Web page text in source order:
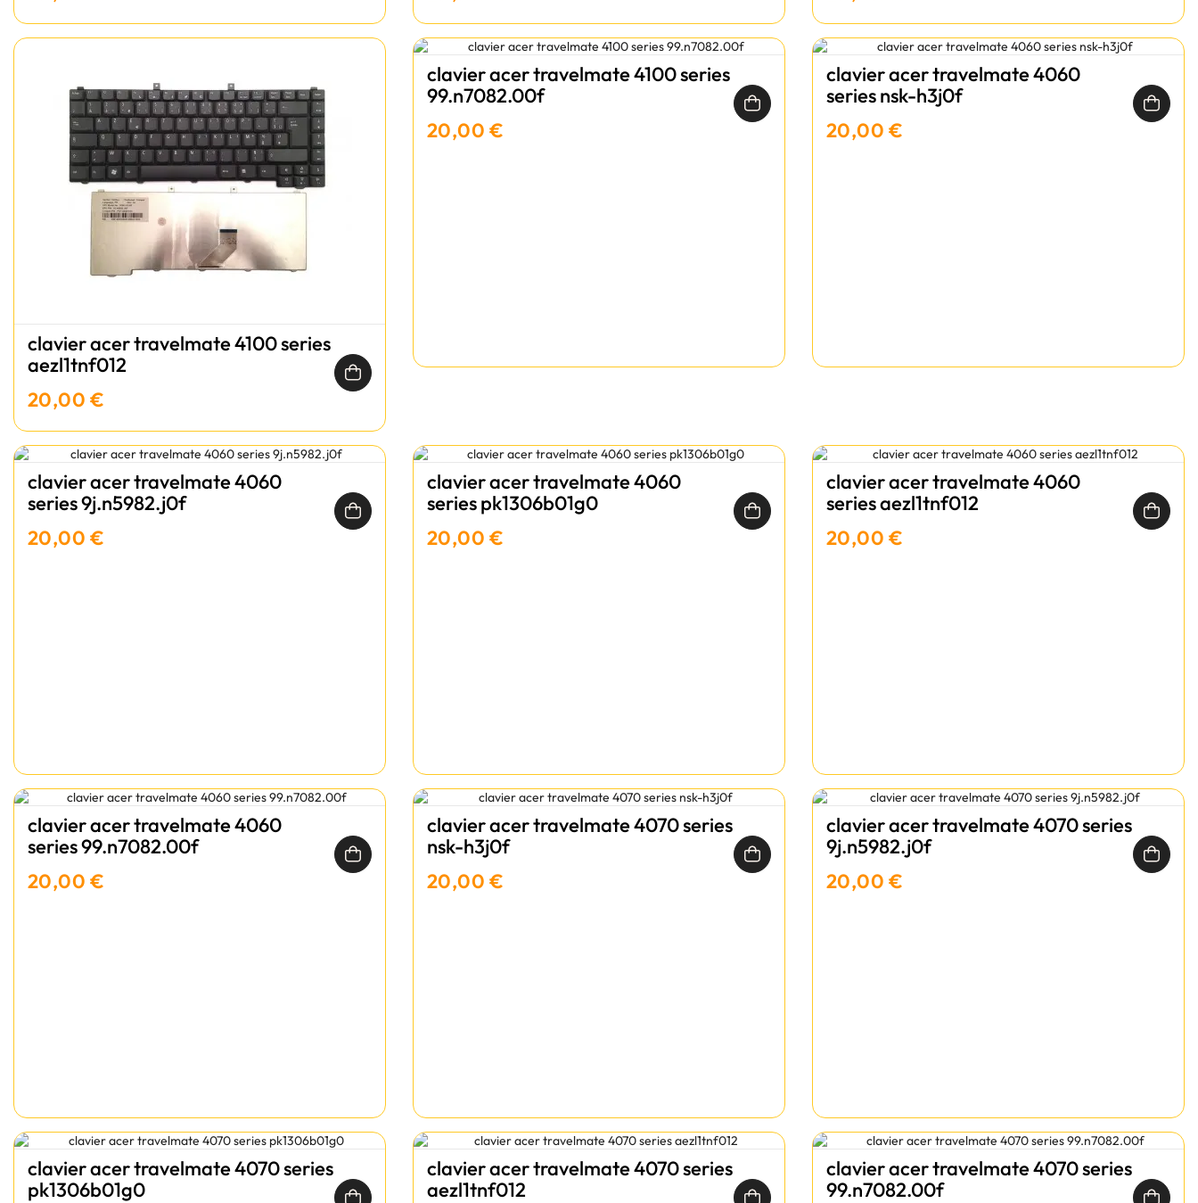
clavier acer travelmate 4100 series
aezl1tnf012
20,00 €
clavier acer travelmate 4100 series
99.n7082.00f
20,00 €
clavier acer travelmate 4060
series nsk-h3j0f
20,00 €
clavier acer travelmate 4060
series 9j.n5982.j0f
20,00 €
clavier acer travelmate 4060
series pk1306b01g0
20,00 €
clavier acer travelmate 4060
series aezl1tnf012
20,00 €
clavier acer travelmate 4060
series 99.n7082.00f
20,00 €
clavier acer travelmate 4070 series
nsk-h3j0f
20,00 €
clavier acer travelmate 4070 series
9j.n5982.j0f
20,00 €
clavier acer travelmate 4070 series
pk1306b01g0
clavier acer travelmate 4070 series
aezl1tnf012
clavier acer travelmate 4070 series
99.n7082.00f